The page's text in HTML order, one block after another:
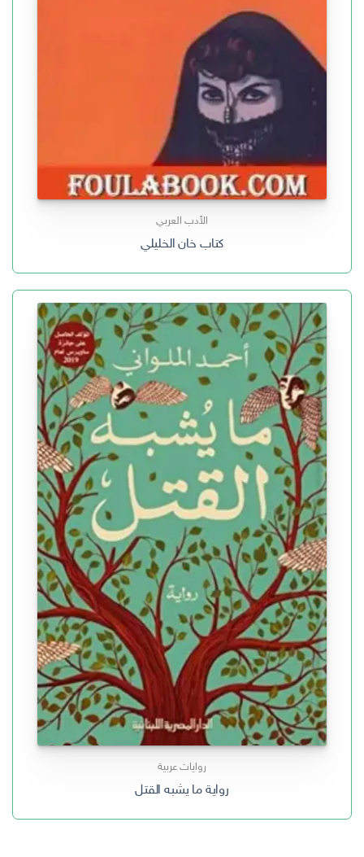
الأدب العربي
كتاب خان الخليلي
روايات عربية
رواية ما يشبه القتل